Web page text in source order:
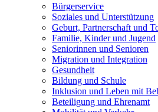
Bürgerservice
Soziales und Unterstützung
Geburt, Partnerschaft und
Familie, Kinder und Jugend
Seniorinnen und Senioren
Migration und Integration
Gesundheit
Bildung und Schule
Inklusion und Leben mit
Beteiligung und Ehrenamt